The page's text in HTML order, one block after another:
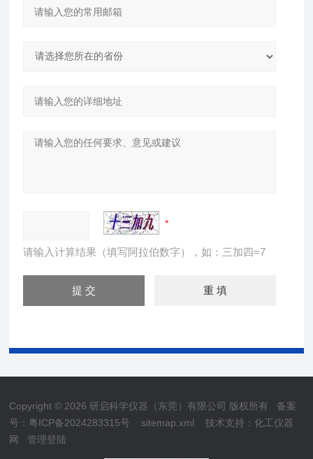
请输入计算结果（填写阿拉伯数字），如：三加四=7
Copyright © 2026 研启科学仪器（东莞）有限公司 版权所有 备案
号：粤ICP备2024283315号
sitemap.xml 技术支持：化工仪器
网
管理登陆